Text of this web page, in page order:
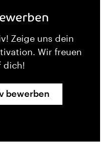
Zeige uns dein
Wir freuen
dich!
bewerben